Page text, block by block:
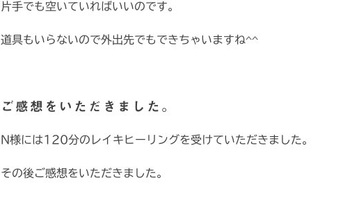
片手でも空いていればいいのです。
道具もいらないので外出先でもできちゃいますね^^
ご感想をいただきました。
N様には120分のレイキヒーリングを受けていただきました。
その後ご感想をいただきました。